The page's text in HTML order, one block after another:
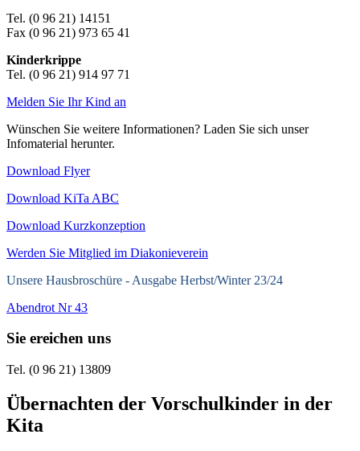
Tel. (0 96 21) 14151
Fax (0 96 21) 973 65 41
Kinderkrippe
Tel. (0 96 21) 914 97 71
Melden Sie Ihr Kind an
Wünschen Sie weitere Informationen? Laden Sie sich unser
Infomaterial herunter.
Download Flyer
Download KiTa ABC
Download Kurzkonzeption
Werden Sie Mitglied im Diakonieverein
Unsere Hausbroschüre - Ausgabe Herbst/Winter 23/24
Abendrot Nr 43
Sie ereichen uns
Tel. (0 96 21) 13809
Übernachten der Vorschulkinder in der
Kita